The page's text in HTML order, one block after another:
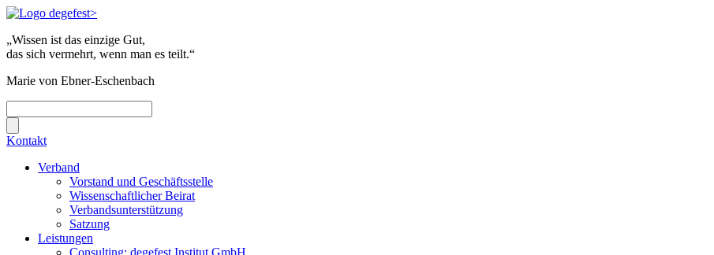
„Wissen ist das einzige Gut,
das sich vermehrt, wenn man es teilt.“
Marie von Ebner-Eschenbach
Kontakt
Verband
Vorstand und Geschäftsstelle
Wissenschaftlicher Beirat
Verbandsunterstützung
Satzung
Leistungen
Consulting: degefest Institut GmbH